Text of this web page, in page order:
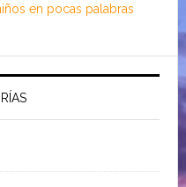
en pocas palabras